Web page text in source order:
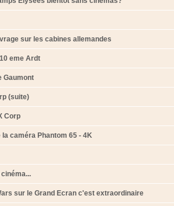
sur les cabines allemandes
eme Ardt
Gaumont
(suite)
Corp
la caméra Phantom 65 - 4K
sur le Grand Ecran c'est extraordinaire